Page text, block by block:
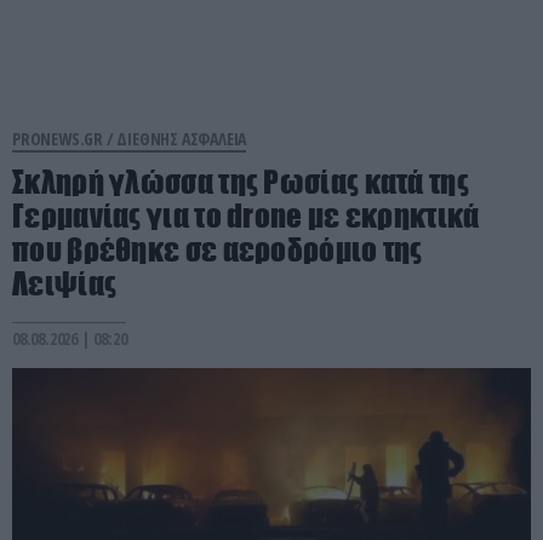
PRONEWS.GR / ΔΙΕΘΝΗΣ ΑΣΦΑΛΕΙΑ
Σκληρή γλώσσα της Ρωσίας κατά της
Γερμανίας για το drone με εκρηκτικά
που βρέθηκε σε αεροδρόμιο της
Λειψίας
08.08.2026 | 08:20